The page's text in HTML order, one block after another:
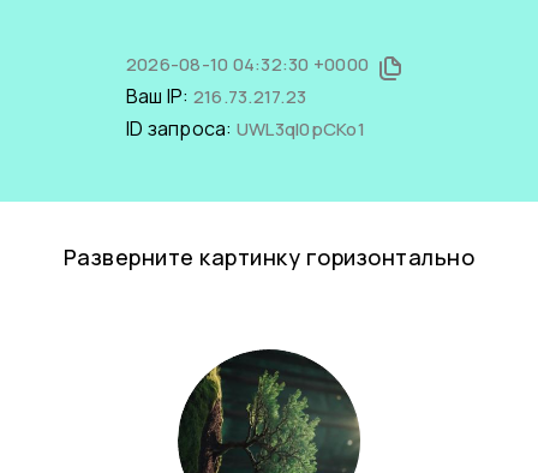
2026-08-10 04:32:30 +0000
Ваш IP: 216.73.217.23
ID запроса: UWL3qI0pCKo1
Разверните картинку горизонтально